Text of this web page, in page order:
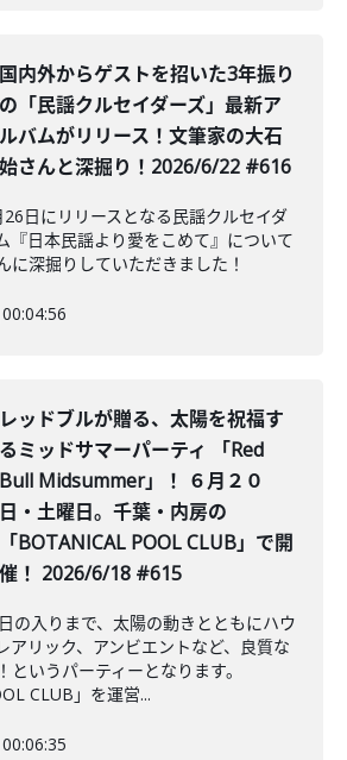
️国内外からゲストを招いた3年振り
の「民謡クルセイダーズ」最新ア
ルバムがリリース！文筆家の大石
始さんと深掘り！2026/6/22 #616
日にリリースとなる民謡クルセイダ
『日本民謡より愛をこめて』について
に深掘りしていただきました！
00:04:56
レッドブルが贈る、太陽を祝福す
るミッドサマーパーティ 「Red
Bull Midsummer」！ ６月２０
日・土曜日。千葉・内房の
「BOTANICAL POOL CLUB」で開
催！ 2026/6/18 #615
の入りまで、太陽の動きとともにハウ
アリック、アンビエントなど、良質な
というパーティーとなります。
CLUB」を運営...
00:06:35